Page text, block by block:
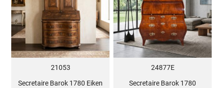
21053
Secretaire Barok 1780 Eiken
24877E
Secretaire Barok 1780